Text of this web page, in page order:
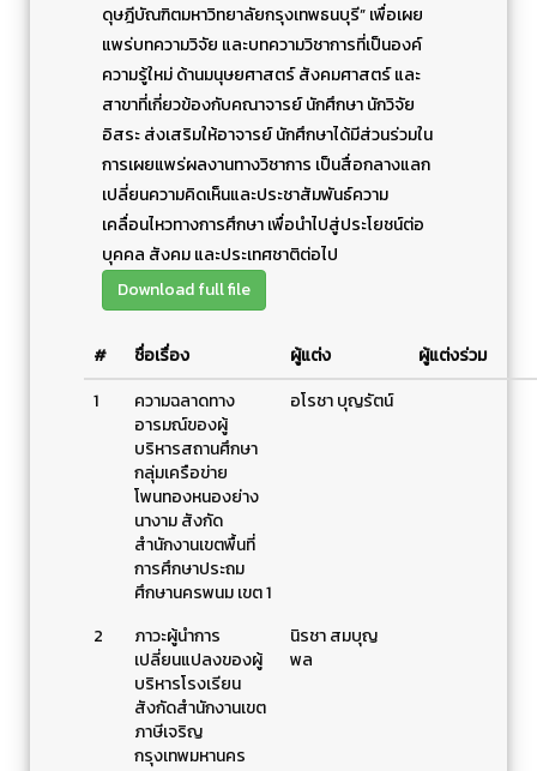
ดุษฎีบัณฑิตมหาวิทยาลัยกรุงเทพธนบุรี” เพื่อเผย
แพร่บทความวิจัย และบทความวิชาการที่เป็นองค์
ความรู้ใหม่ ด้านมนุษยศาสตร์ สังคมศาสตร์ และ
สาขาที่เกี่ยวข้องกับคณาจารย์ นักศึกษา นักวิจัย
อิสระ ส่งเสริมให้อาจารย์ นักศึกษาได้มีส่วนร่วมใน
การเผยแพร่ผลงานทางวิชาการ เป็นสื่อกลางแลก
เปลี่ยนความคิดเห็นและประชาสัมพันธ์ความ
เคลื่อนไหวทางการศึกษา เพื่อนําไปสู่ประโยชน์ต่อ
บุคคล สังคม และประเทศชาติต่อไป
Download full file
# ชื่อเรื่อง ผู้แต่ง
ผู้แต่งร่วม
1
ความฉลาดทาง
อารมณ์ของผู้
บริหารสถานศึกษา
กลุ่มเครือข่าย
โพนทองหนองย่าง
นางาม สังกัด
สำนักงานเขตพื้นที่
การศึกษาประถม
ศึกษานครพนม เขต 1
อโรชา บุญรัตน์
2
ภาวะผู้นำการ
เปลี่ยนแปลงของผู้
บริหารโรงเรียน
สังกัดสำนักงานเขต
ภาษีเจริญ
กรุงเทพมหานคร
นิรชา สมบุญ
พล